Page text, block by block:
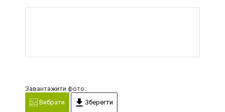
Завантажити фото:
Вибрати
Зберегти